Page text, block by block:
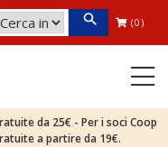
(0)
da 25€ - Per i soci Coop
a partire da 19€.